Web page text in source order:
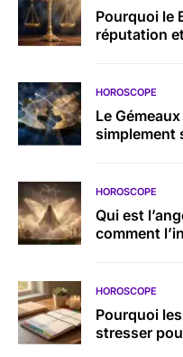
Pourquoi le
réputation
HOROSCOPE
Le
simplement
HOROSCOPE
Qui est
comment
HOROSCOPE
Pourquoi
stresser